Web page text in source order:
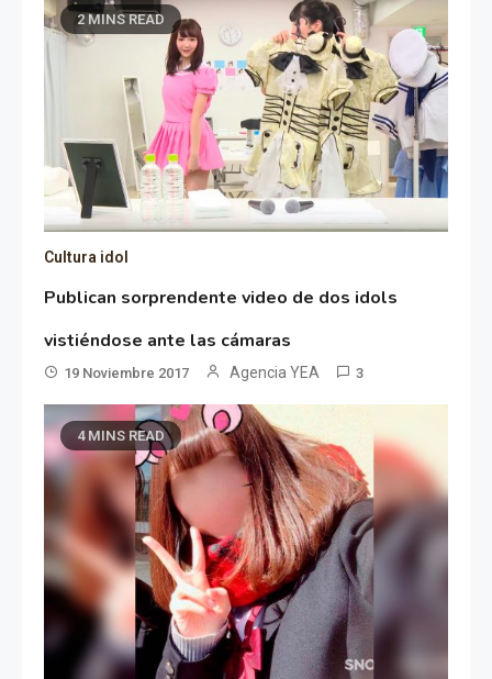
2 MINS READ
Cultura idol
Publican sorprendente video de dos idols
vistiéndose ante las cámaras
19 Noviembre 2017 Agencia YEA 3
4 MINS READ